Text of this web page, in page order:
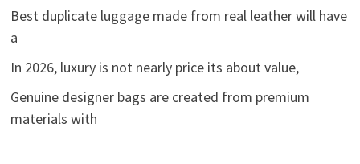
Best duplicate luggage made from real leather will have
a
In 2026, luxury is not nearly price its about value,
Genuine designer bags are created from premium
materials with